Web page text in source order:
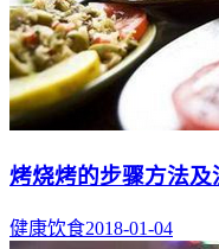
烤烧烤的步骤方法及
健康饮食2018-01-04